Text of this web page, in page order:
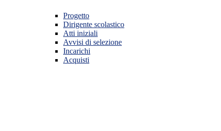
Progetto
Dirigente scolastico
Atti iniziali
Avvisi di selezione
Incarichi
Acquisti